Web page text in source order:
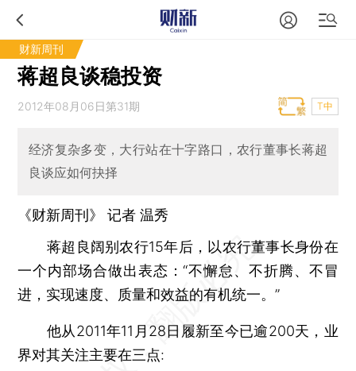
财新周刊
蒋超良谈稳投资
2012年08月06日第31期 T中
经济复杂多变，大行站在十字路口，农行董事长蒋超
良谈应如何抉择
《财新周刊》 记者 温秀
蒋超良阔别农行15年后，以农行董事长身份在
一个内部场合做出表态：“不懈怠、不折腾、不冒
进，实现速度、质量和效益的有机统一。”
他从2011年11月28日履新至今已逾200天，业
界对其关注主要在三点: